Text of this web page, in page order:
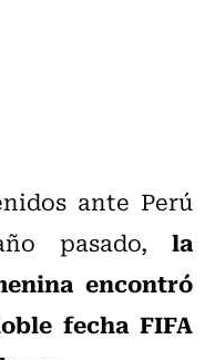
ante Perú
pasado, la
encontró
fecha FIFA